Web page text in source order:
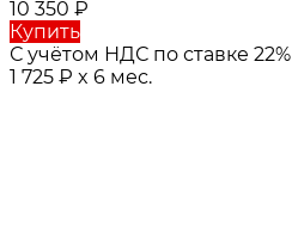
10 350 ₽
Купить
С учётом НДС по ставке 22%
1 725 ₽ x 6 мес.